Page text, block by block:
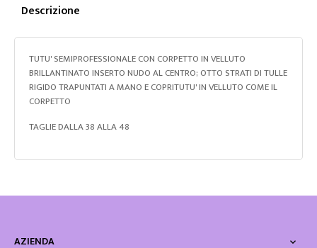
Descrizione
TUTU' SEMIPROFESSIONALE CON CORPETTO IN VELLUTO
BRILLANTINATO INSERTO NUDO AL CENTRO; OTTO STRATI DI TULLE
RIGIDO TRAPUNTATI A MANO E COPRITUTU' IN VELLUTO COME IL
CORPETTO
TAGLIE DALLA 38 ALLA 48
AZIENDA 